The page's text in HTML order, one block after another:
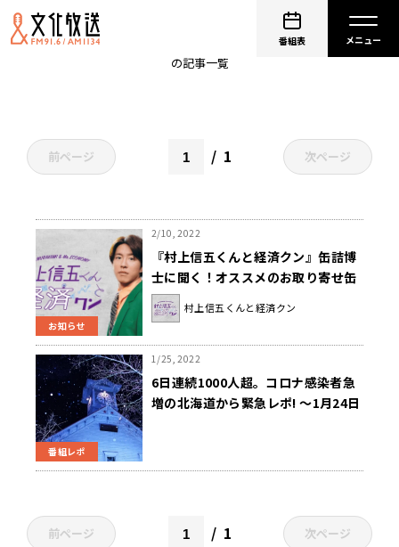
番組表
の記事一覧
前ページ 1 次ページ
お知らせ
2/10, 2022
『村上信五くんと経済クン』缶詰博
士に聞く！オススメのお取り寄せ缶
詰！
村上信五くんと経済クン
番組レポ
1/25, 2022
6日連続1000人超。コロナ感染者急
増の北海道から緊急レポ! ～1月24日
前ページ 1 次ページ